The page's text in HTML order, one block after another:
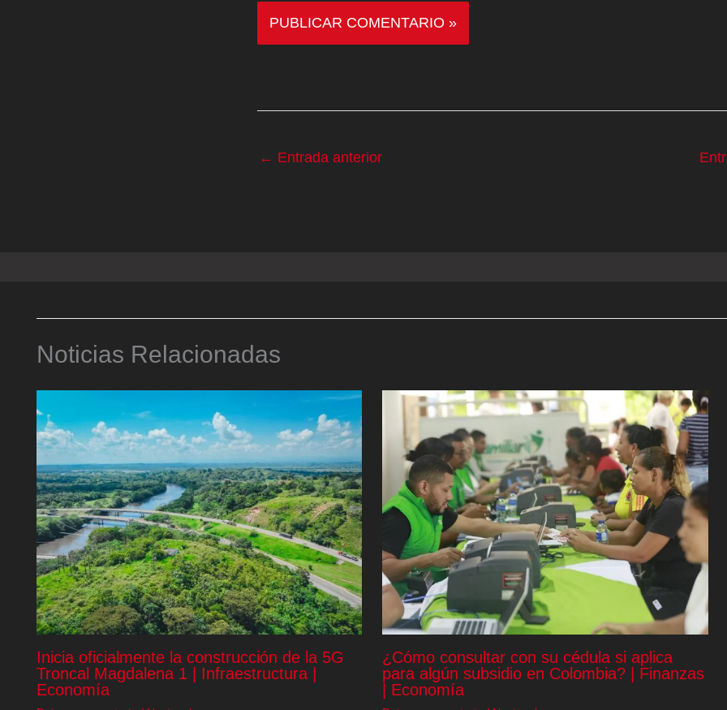
← Entrada anterior
Noticias Relacionadas
Inicia oficialmente la construcción de la 5G
Troncal Magdalena 1 | Infraestructura |
Economía
¿Cómo consultar con su cédula si aplica
para algún subsidio en Colombia? | Finanzas
| Economía